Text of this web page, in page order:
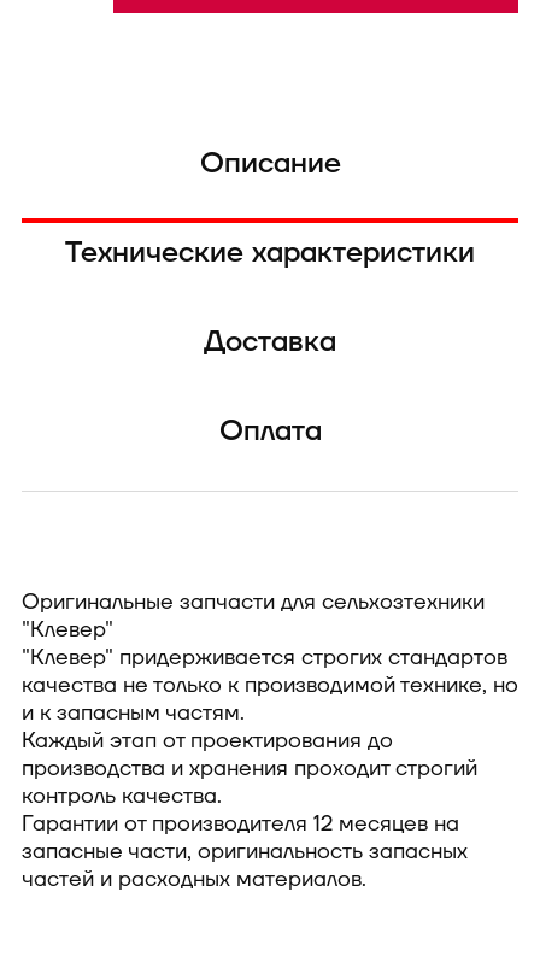
Описание
Технические характеристики
Доставка
Оплата
Оригинальные запчасти для сельхозтехники
"Клевер"
"Клевер" придерживается строгих стандартов
качества не только к производимой технике, но
и к запасным частям.
Каждый этап от проектирования до
производства и хранения проходит строгий
контроль качества.
Гарантии от производителя 12 месяцев на
запасные части, оригинальность запасных
частей и расходных материалов.